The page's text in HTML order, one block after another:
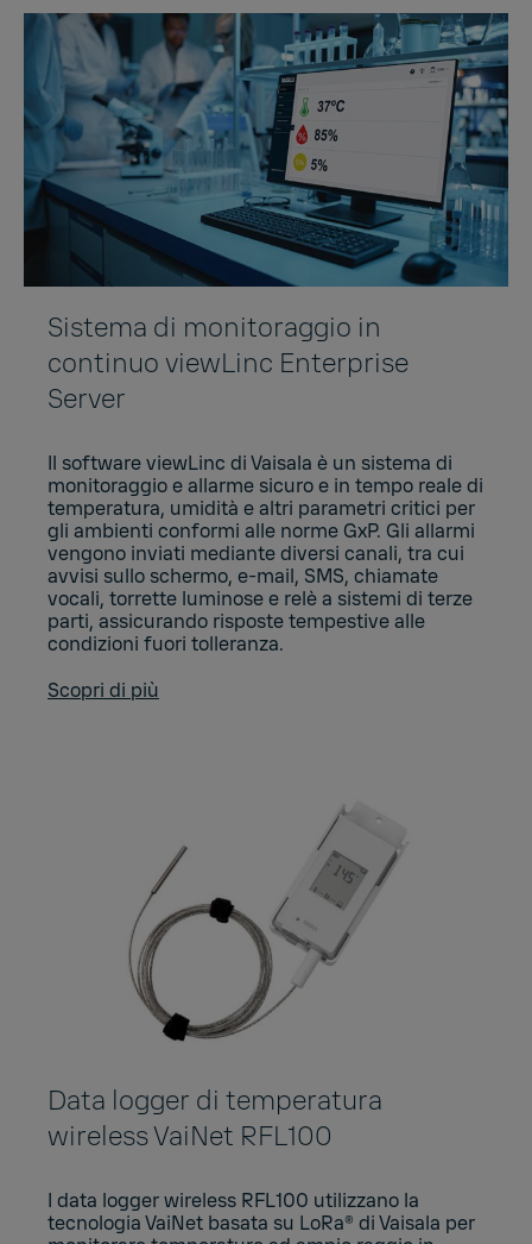
Sistema di monitoraggio in
continuo viewLinc Enterprise
Server
Il software viewLinc di Vaisala è un sistema di
monitoraggio e allarme sicuro e in tempo reale di
temperatura, umidità e altri parametri critici per
gli ambienti conformi alle norme GxP. Gli allarmi
vengono inviati mediante diversi canali, tra cui
avvisi sullo schermo, e-mail, SMS, chiamate
vocali, torrette luminose e relè a sistemi di terze
parti, assicurando risposte tempestive alle
condizioni fuori tolleranza.
Scopri di più
Data logger di temperatura
wireless VaiNet RFL100
I data logger wireless RFL100 utilizzano la
tecnologia VaiNet basata su LoRa® di Vaisala per